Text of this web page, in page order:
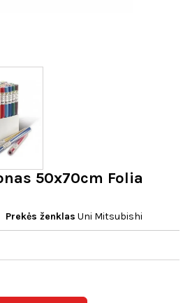
50x70cm Folia
Prekės ženklas Uni Mitsubishi